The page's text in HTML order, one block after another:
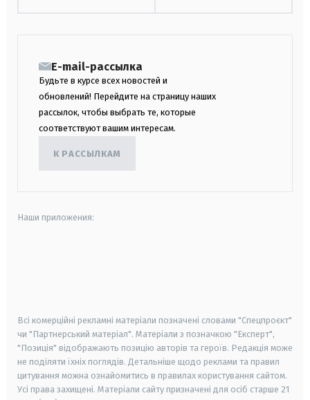
E-mail-рассылка
Будьте в курсе всех новостей и
обновлений! Перейдите на страницу наших
рассылок, чтобы выбрать те, которые
соответствуют вашим интересам.
К РАССЫЛКАМ
Наши приложения:
Всі комерційні рекламні матеріали позначені словами "Спецпроєкт"
чи "Партнерський матеріал". Матеріали з позначкою "Експерт",
"Позиція" відображають позицію авторів та героїв. Редакція може
не поділяти їхніх поглядів. Детальніше щодо реклами та правил
цитування можна ознайомитись в правилах користування сайтом.
Усі права захищені. Матеріали сайту призначені для осіб старше 21